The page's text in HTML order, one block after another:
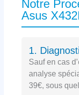
Notre
Asus
1.
Sauf en cas
analyse
39€, sous